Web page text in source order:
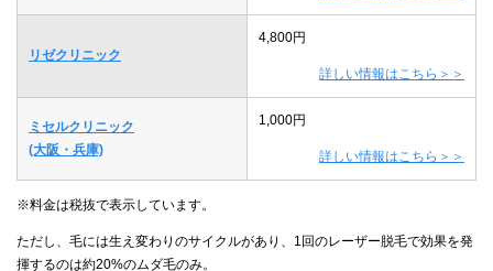
リゼクリニック
4,800円
詳しい情報はこちら＞＞
ミセルクリニック
(大阪・兵庫)
1,000円
詳しい情報はこちら＞＞
※料金は税抜で表示しています。
ただし、毛には生え変わりのサイクルがあり、1回のレーザー脱毛で効果を発
揮するのは約20%のムダ毛のみ。